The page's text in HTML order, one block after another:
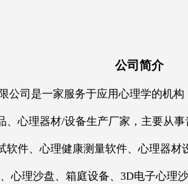
公司简介
是一家服务于应用心理学的机构
心理器材/设备生产厂家，主要从
件、心理健康测量软件、心理器材
心理沙盘、箱庭设备、3D电子心理